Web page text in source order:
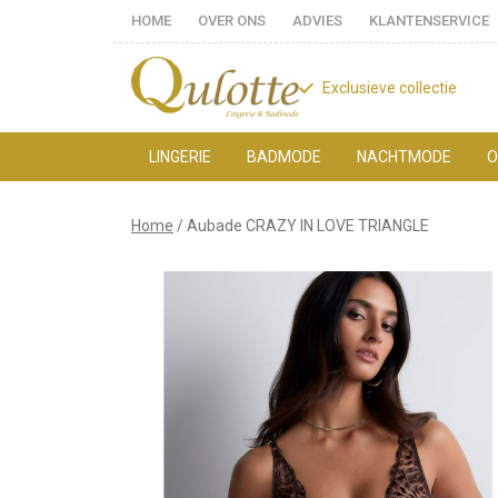
HOME OVER ONS ADVIES KLANTENSERVICE
Exclusieve collectie
LINGERIE BADMODE NACHTMODE
Aubade
CRAZY
TRIANGLE
Home Aubade CRAZY IN LOVE TRIANGLE